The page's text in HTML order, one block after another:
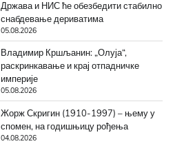
Држава и НИС ће обезбедити стабилно
снабдевање дериватима
05.08.2026
Владимир Кршљанин: „Олуја“,
раскринкавање и крај отпадничке
империје
05.08.2026
Жорж Скригин (1910-1997) – њему у
спомен, на годишњицу рођења
04.08.2026